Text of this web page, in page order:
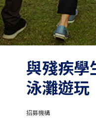
與殘疾學
泳灘遊玩
招募機構